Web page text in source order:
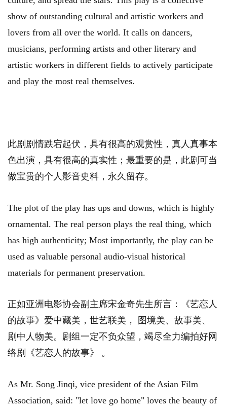
show of outstanding cultural and artistic workers and
lovers from all over the world. It calls on dancers,
musicians, performing artists and other literary and
artistic workers in different fields to actively participate
and play the most real themselves.
此剧剧情跌宕起伏，具有很高的观赏性，真人真事本
色出演，具有很高的真实性；最重要的是，此剧可当
做宝贵的个人影音史料，永久留存。
The plot of the play has ups and downs, which is highly
ornamental. The real person plays the real thing, which
has high authenticity; Most importantly, the play can be
used as valuable personal audio-visual historical
materials for permanent preservation.
正如亚洲电影协会副主席宋金奇先生所言：《艺恋人
的故事》爱中藏美，世艺联美， 图境美、故事美、
剧中人物美。剧组一定不负众望，竭尽全力编拍好网
络剧《艺恋人的故事》 。
As Mr. Song Jinqi, vice president of the Asian Film
Association, said: "let love go home" loves the beauty of